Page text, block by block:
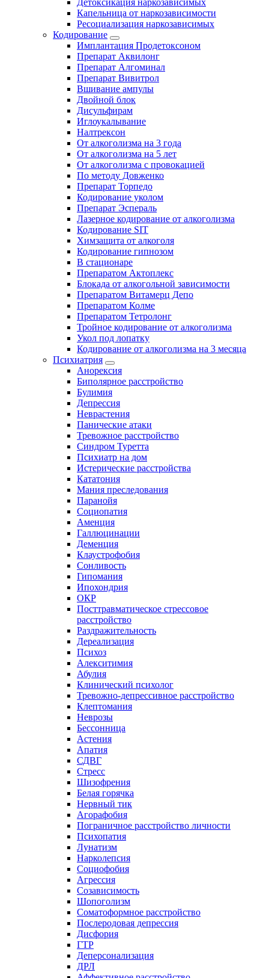
Детоксикация наркозависимых
Капельница от наркозависимости
Ресоциализация наркозависимых
Кодирование
Имплантация Продетоксоном
Препарат Аквилонг
Препарат Алгоминал
Препарат Вивитрол
Вшивание ампулы
Двойной блок
Дисульфирам
Иглоукалывание
Налтрексон
От алкоголизма на 3 года
От алкоголизма на 5 лет
От алкоголизма с провокацией
По методу Довженко
Препарат Торпедо
Кодирование уколом
Препарат Эспераль
Лазерное кодирование от алкоголизма
Кодирование SIT
Химзащита от алкоголя
Кодирование гипнозом
В стационаре
Препаратом Актоплекс
Блокада от алкогольной зависимости
Препаратом Витамерц Депо
Препаратом Колме
Препаратом Тетролонг
Тройное кодирование от алкоголизма
Укол под лопатку
Кодирование от алкоголизма на 3 месяца
Психиатрия
Анорексия
Биполярное расстройство
Булимия
Депрессия
Неврастения
Панические атаки
Тревожное расстройство
Синдром Туретта
Психиатр на дом
Истерические расстройства
Кататония
Мания преследования
Паранойя
Социопатия
Аменция
Галлюцинации
Деменция
Клаустрофобия
Сонливость
Гипомания
Ипохондрия
ОКР
Посттравматическое стрессовое
расстройство
Раздражительность
Дереализация
Психоз
Алекситимия
Абулия
Клинический психолог
Тревожно-депрессивное расстройство
Клептомания
Неврозы
Бессонница
Астения
Апатия
СДВГ
Стресс
Шизофрения
Белая горячка
Нервный тик
Агорафобия
Пограничное расстройство личности
Психопатия
Лунатизм
Нарколепсия
Социофобия
Агрессия
Созависимость
Шопоголизм
Соматоформное расстройство
Послеродовая депрессия
Дисфория
ГТР
Деперсонализация
ДРЛ